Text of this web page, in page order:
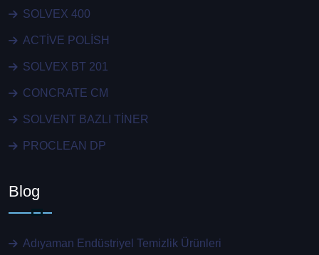
SOLVEX 400
ACTİVE POLİSH
SOLVEX BT 201
CONCRATE CM
SOLVENT BAZLI TİNER
PROCLEAN DP
Blog
Adıyaman Endüstriyel Temizlik Ürünleri